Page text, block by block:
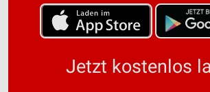
Jetzt kostenlos